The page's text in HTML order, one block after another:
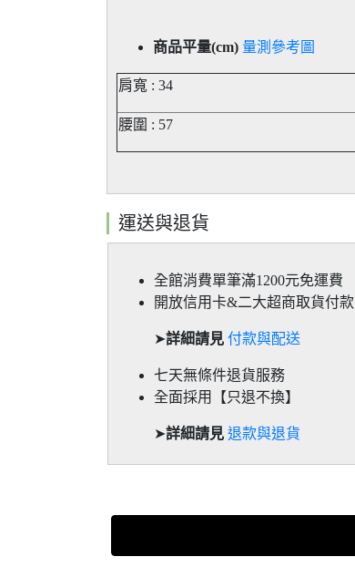
商品平量(cm) 量測參考圖
肩寬 : 34
腰圍 : 57
運送與退貨
全館消費單筆滿1200元免運費
開放信用卡&二大超商取貨付款
➤詳細請見 付款與配送
七天無條件退貨服務
全面採用【只退不換】
➤詳細請見 退款與退貨